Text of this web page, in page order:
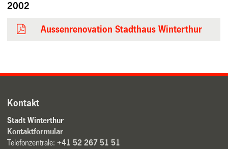
2002
Aussenrenovation Stadthaus Winterthur
Kontakt
Stadt Winterthur
Kontaktformular
Telefonzentrale:+41 52 267 51 51